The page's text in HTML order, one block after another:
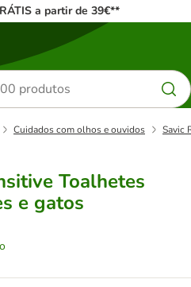
a partir de 39€**
Cuidados com olhos e ouvidos Savic
Toalhetes
e gatos